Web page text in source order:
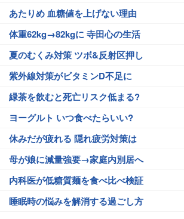
あたりめ 血糖値を上げない理由
体重62kg→82kgに 寺田心の生活
夏のむくみ対策 ツボ&反射区押し
紫外線対策がビタミンD不足に
緑茶を飲むと死亡リスク低まる?
ヨーグルト いつ食べたらいい?
休みだが疲れる 隠れ疲労対策は
母が娘に減量強要→家庭内別居へ
内科医が低糖質麺を食べ比べ検証
睡眠時の悩みを解消する過ごし方